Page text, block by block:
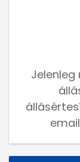
Jelenleg